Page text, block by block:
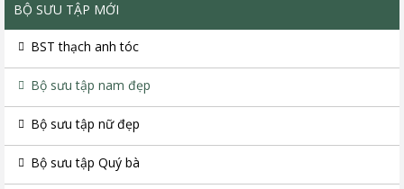
BỘ SƯU TẬP MỚI
BST thạch anh tóc
Bộ sưu tập nam đẹp
Bộ sưu tập nữ đẹp
Bộ sưu tập Quý bà